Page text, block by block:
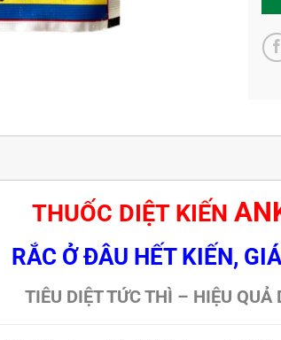
THUỐC DIỆT KIẾN
RẮC Ở ĐÂU HẾT KIẾN,
TIÊU DIỆT TỨC THÌ – HIỆU QUẢ